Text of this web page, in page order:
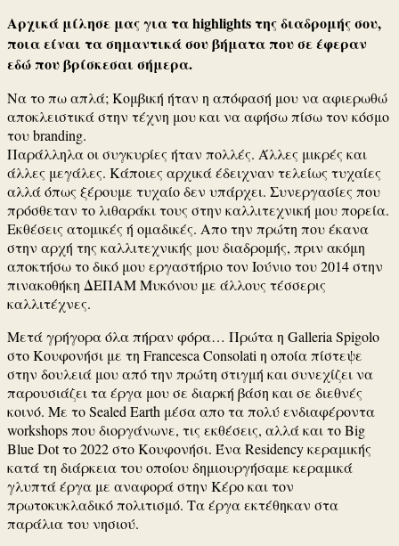
Αρχικά μίλησε μας για τα highlights της διαδρομής σου,
ποια είναι τα σημαντικά σου βήματα που σε έφεραν
εδώ που βρίσκεσαι σήμερα.
Να το πω απλά; Κομβική ήταν η απόφασή μου να αφιερωθώ
αποκλειστικά στην τέχνη μου και να αφήσω πίσω τον κόσμο
του branding.
Παράλληλα οι συγκυρίες ήταν πολλές. Άλλες μικρές και
άλλες μεγάλες. Κάποιες αρχικά έδειχναν τελείως τυχαίες
αλλά όπως ξέρουμε τυχαίο δεν υπάρχει. Συνεργασίες που
πρόσθεταν το λιθαράκι τους στην καλλιτεχνική μου πορεία.
Εκθέσεις ατομικές ή ομαδικές. Απο την πρώτη που έκανα
στην αρχή της καλλιτεχνικής μου διαδρομής, πριν ακόμη
αποκτήσω το δικό μου εργαστήριο τον Ιούνιο του 2014 στην
πινακοθήκη ΔΕΠΑΜ Μυκόνου με άλλους τέσσερις
καλλιτέχνες.
Μετά γρήγορα όλα πήραν φόρα… Πρώτα η Galleria Spigolo
στο Κουφονήσι με τη Francesca Consolati η οποία πίστεψε
στην δουλειά μου από την πρώτη στιγμή και συνεχίζει να
παρουσιάζει τα έργα μου σε διαρκή βάση και σε διεθνές
κοινό. Με το Sealed Earth μέσα απο τα πολύ ενδιαφέροντα
workshops που διοργάνωνε, τις εκθέσεις, αλλά και το Big
Blue Dot το 2022 στο Κουφονήσι. Ένα Residency κεραμικής
κατά τη διάρκεια του οποίου δημιουργήσαμε κεραμικά
γλυπτά έργα με αναφορά στην Κέρο και τον
πρωτοκυκλαδικό πολιτισμό. Τα έργα εκτέθηκαν στα
παράλια του νησιού.